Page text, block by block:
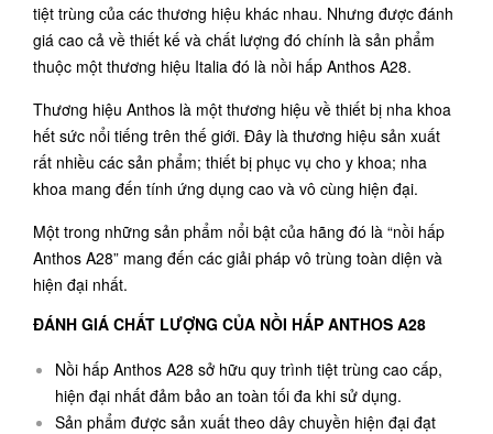
tiệt trùng của các thương hiệu khác nhau. Nhưng được đánh
giá cao cả về thiết kế và chất lượng đó chính là sản phẩm
thuộc một thương hiệu Italia đó là nồi hấp Anthos A28.
Thương hiệu Anthos là một thương hiệu về thiết bị nha khoa
hết sức nổi tiếng trên thế giới. Đây là thương hiệu sản xuất
rất nhiều các sản phẩm; thiết bị phục vụ cho y khoa; nha
khoa mang đến tính ứng dụng cao và vô cùng hiện đại.
Một trong những sản phẩm nổi bật của hãng đó là “nồi hấp
Anthos A28” mang đến các giải pháp vô trùng toàn diện và
hiện đại nhất.
ĐÁNH GIÁ CHẤT LƯỢNG CỦA NỒI HẤP ANTHOS A28
Nồi hấp Anthos A28 sở hữu quy trình tiệt trùng cao cấp,
hiện đại nhất đảm bảo an toàn tối đa khi sử dụng.
Sản phẩm được sản xuất theo dây chuyền hiện đại đạt